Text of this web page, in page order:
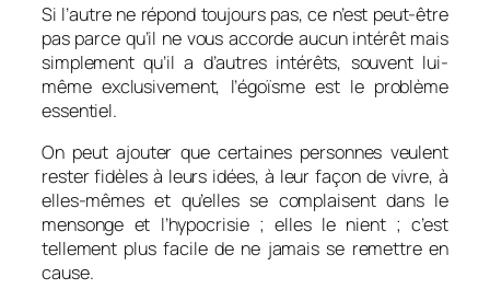
Si l’autre ne répond toujours pas, ce n’est peut-être
pas parce qu’il ne vous accorde aucun intérêt mais
simplement qu’il a d’autres intérêts, souvent lui-
même exclusivement, l’égoïsme est le problème
essentiel.
On peut ajouter que certaines personnes veulent
rester fidèles à leurs idées, à leur façon de vivre, à
elles-mêmes et qu’elles se complaisent dans le
mensonge et l’hypocrisie ; elles le nient ; c’est
tellement plus facile de ne jamais se remettre en
cause.